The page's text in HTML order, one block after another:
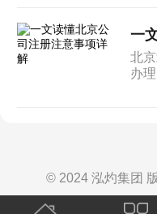
北
办
© 2024 泓灼集团